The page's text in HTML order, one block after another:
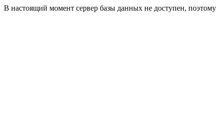
В настоящий момент сервер базы данных не доступен,